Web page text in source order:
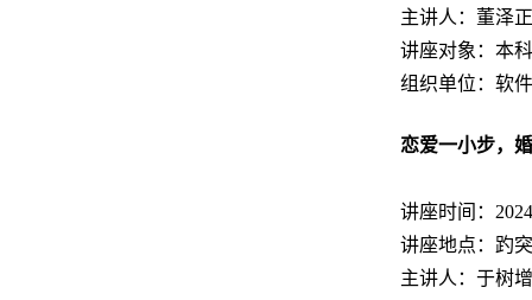
主讲人：董泽正
讲座对象：本
组织单位：软
恋爱一小步，
讲座时间：
讲座地点：趵
主讲人：于树增